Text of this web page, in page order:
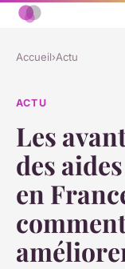
Accueil›Actu
ACTU
Les
des
en